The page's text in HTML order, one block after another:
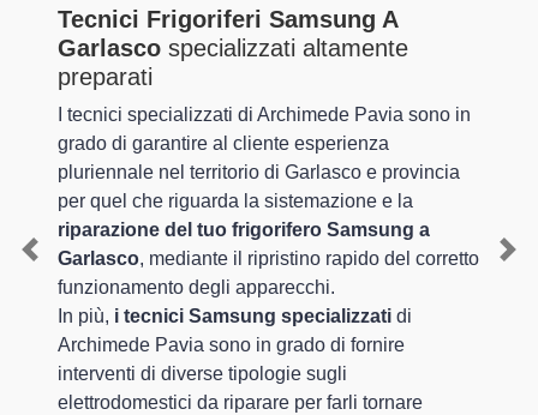
Tecnici Frigoriferi Samsung A
Garlasco specializzati altamente
preparati
I tecnici specializzati di Archimede Pavia sono in
grado di garantire al cliente esperienza
pluriennale nel territorio di Garlasco e provincia
per quel che riguarda la sistemazione e la
riparazione del tuo frigorifero Samsung a
Garlasco, mediante il ripristino rapido del corretto
funzionamento degli apparecchi.
In più, i tecnici Samsung specializzati di
Archimede Pavia sono in grado di fornire
interventi di diverse tipologie sugli
elettrodomestici da riparare per farli tornare
Previous